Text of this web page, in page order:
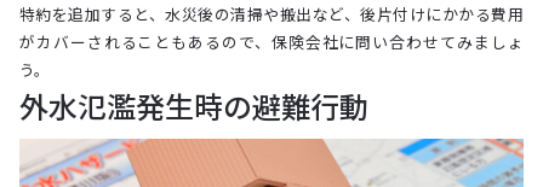
特約を追加すると、水災後の清掃や搬出など、後片付けにかかる費用
がカバーされることもあるので、保険会社に問い合わせてみましょ
う。
外水氾濫発生時の避難行動